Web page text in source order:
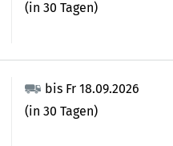
(in 30 Tagen)
bis Fr 18.09.2026
(in 30 Tagen)